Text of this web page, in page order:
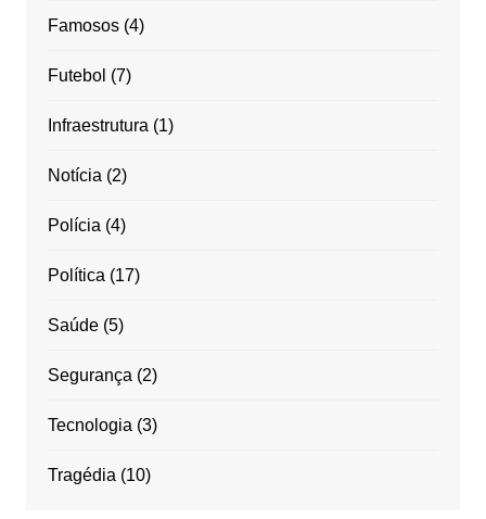
Famosos(4)
Futebol (7)
Infraestrutura (1)
Notícia (2)
Polícia (4)
Política (17)
Saúde(5)
Segurança (2)
Tecnologia (3)
Tragédia (10)